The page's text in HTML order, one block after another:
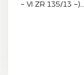
– VI ZR 135/13 –)…